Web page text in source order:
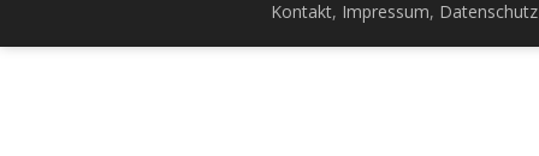
Kontakt, Impressum, Datenschutz